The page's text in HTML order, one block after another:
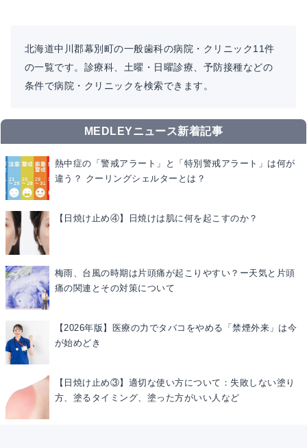
北海道中川郡幕別町の一般歯科の病院・クリニック11件
の一覧です。診療科、土曜・日曜診療、予防接種などの
条件で病院・クリニックを検索できます。
MEDLEYニュース新着記事
熱中症の「警戒アラート」と「特別警戒アラート」は何が
違う？ クーリングシェルターとは？
【日焼け止め④】日焼けは肌に何を起こすのか？
梅雨、台風の時期は片頭痛が起こりやすい？ー天気と片頭
痛の関連とその対策について
【2026年版】医療の力でタバコをやめる「禁煙外来」は今
が始めどき
【日焼け止め③】適切な使い方について：失敗しない塗り
方、塗るタイミング、塗った方がいい人など